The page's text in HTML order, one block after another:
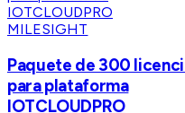
MILESIGHT
Paquete de 300
para plataforma
IOTCLOUDPRO